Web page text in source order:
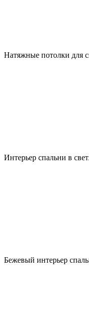
Натяжные потолки для
Интерьер спальни в
Бежевый интерьер